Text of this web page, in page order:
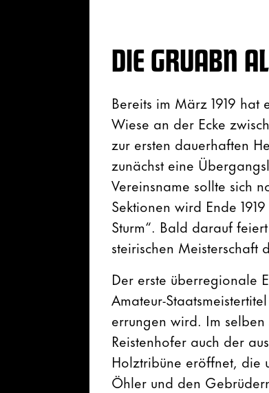
DIE GRUABN
Bereits im März 1919
Wiese an der Ecke
zur ersten dauerhaften
zunächst eine
Vereinsname sollte sich
Sektionen wird Ende
Sturm“. Bald darauf
steirischen Meisterschaft
Der erste überregionale
Amateur-
errungen wird. Im
Reistenhofer auch der
Holztribüne eröffnet, die
Öhler und den